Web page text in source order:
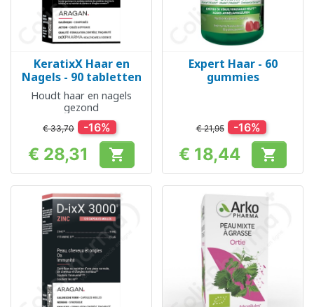
KeratixX Haar en
Nagels - 90 tabletten
Houdt haar en nagels
gezond
€ 33,70 -16%
Prijs
€ 28,31 
Expert Haar - 60
gummies
€ 21,95 -16%
Prijs
€ 18,44 